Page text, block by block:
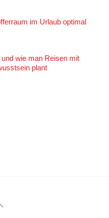
im Urlaub optimal
wie man Reisen mit
plant